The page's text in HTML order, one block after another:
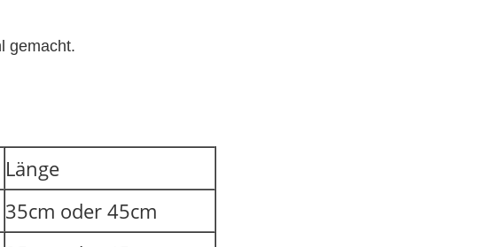
gemacht.
Länge
35cm oder 45cm